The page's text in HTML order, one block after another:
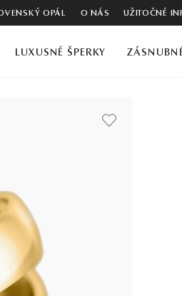
OPÁL O NÁS UŽITOČNÉ
LUXUSNÉ ŠPERKY